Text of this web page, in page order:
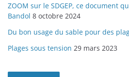
ZOOM sur le SDGEP, ce document
Bandol 8 octobre 2024
Du bon usage du sable pour des
Plages sous tension 29 mars 2023